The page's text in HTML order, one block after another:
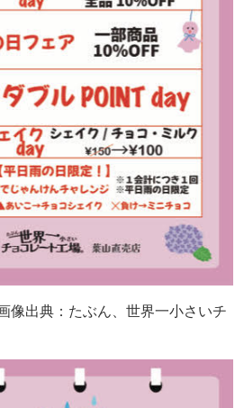
像出典：たぶん、世界一小さいチ